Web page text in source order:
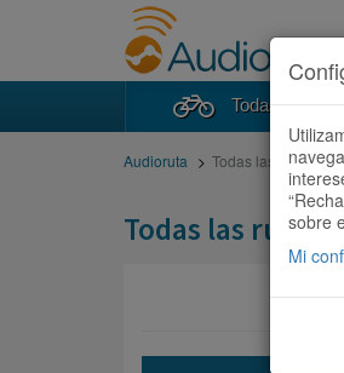
Todas las
Audioruta Todas las rutas
Todas las rutas
sobre
Mi